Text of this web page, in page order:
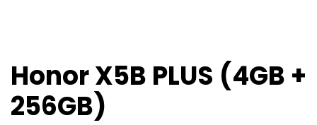
Honor X5B PLUS (4GB +
256GB)